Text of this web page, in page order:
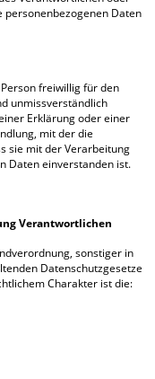
Daten
freiwillig für den
unmissverständlich
Erklärung oder einer
mit der die
sie mit der Verarbeitung
Daten einverstanden ist.
Verantwortlichen
sonstiger in
Datenschutzgesetze
Charakter ist die: